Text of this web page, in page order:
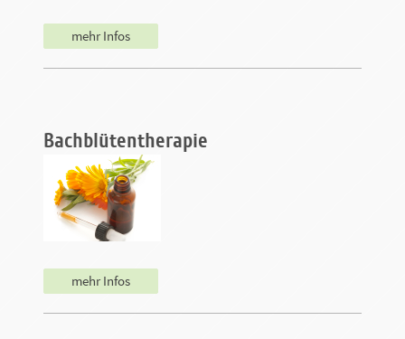
mehr Infos
Bachblütentherapie
mehr Infos